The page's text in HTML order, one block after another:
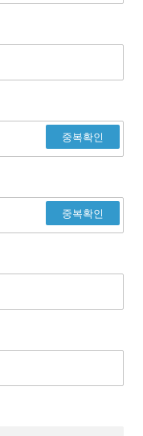
중복확인
중복확인